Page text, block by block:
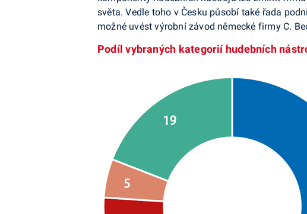
světa. Vedle toho v Česku působí také řada
možné uvést výrobní závod německé firmy C.
Podíl vybraných kategorií hudebních